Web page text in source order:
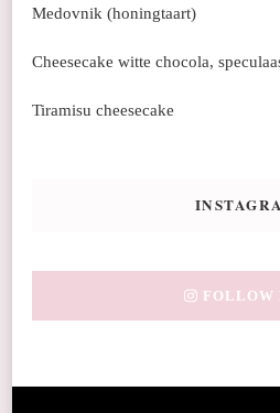
Medovnik (honingtaart)
Cheesecake witte chocola,
Tiramisu cheesecake
FOLLOW